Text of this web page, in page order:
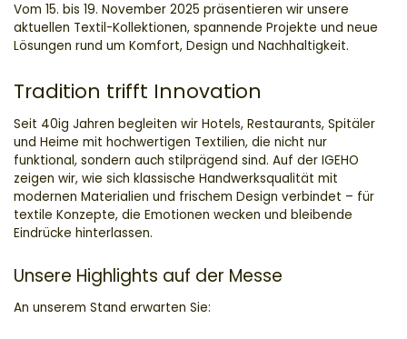
Vom 15. bis 19. November 2025 präsentieren wir unsere
aktuellen Textil-Kollektionen, spannende Projekte und neue
Lösungen rund um Komfort, Design und Nachhaltigkeit.
Tradition trifft Innovation
Seit 40ig Jahren begleiten wir Hotels, Restaurants, Spitäler
und Heime mit hochwertigen Textilien, die nicht nur
funktional, sondern auch stilprägend sind. Auf der IGEHO
zeigen wir, wie sich klassische Handwerksqualität mit
modernen Materialien und frischem Design verbindet – für
textile Konzepte, die Emotionen wecken und bleibende
Eindrücke hinterlassen.
Unsere Highlights auf der Messe
An unserem Stand erwarten Sie: